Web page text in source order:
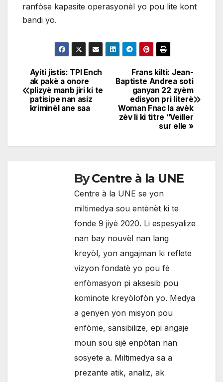
ranfòse kapasite operasyonèl yo pou lite kont
bandi yo.
Navigation
de
Frans kilti: Jean-
Baptiste Andrea soti
ganyan 22 zyèm
edisyon pri literè
Woman Fnac la avèk
zèv li ki titre “Veiller
sur elle »
Ayiti jistis: TPI Ench
ak pakè a onore
plizyè manb jiri ki te
patisipe nan asiz
kriminèl ane saa
ByCentre à la UNE
Centre à la UNE se yon
miltimedya sou entènèt ki te
fonde 9 jiyè 2020. Li espesyalize
nan bay nouvèl nan lang
kreyòl, yon angajman ki reflete
vizyon fondatè yo pou fè
enfòmasyon pi aksesib pou
kominote kreyòlofòn yo. Medya
a genyen yon misyon pou
enfòme, sansibilize, epi angaje
moun sou sijè enpòtan nan
sosyete a. Miltimedya sa a
prezante atik, analiz, ak